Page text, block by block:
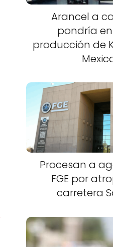
Arancel a
pondría
producción de
Procesan a
FGE por
carretera